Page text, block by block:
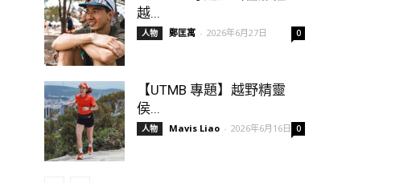
越...
人物 鄭匡寓 - 2026年6月27日 0
【UTMB 專題】越野精靈
侯...
人物 Mavis Liao - 2026年6月16日 0